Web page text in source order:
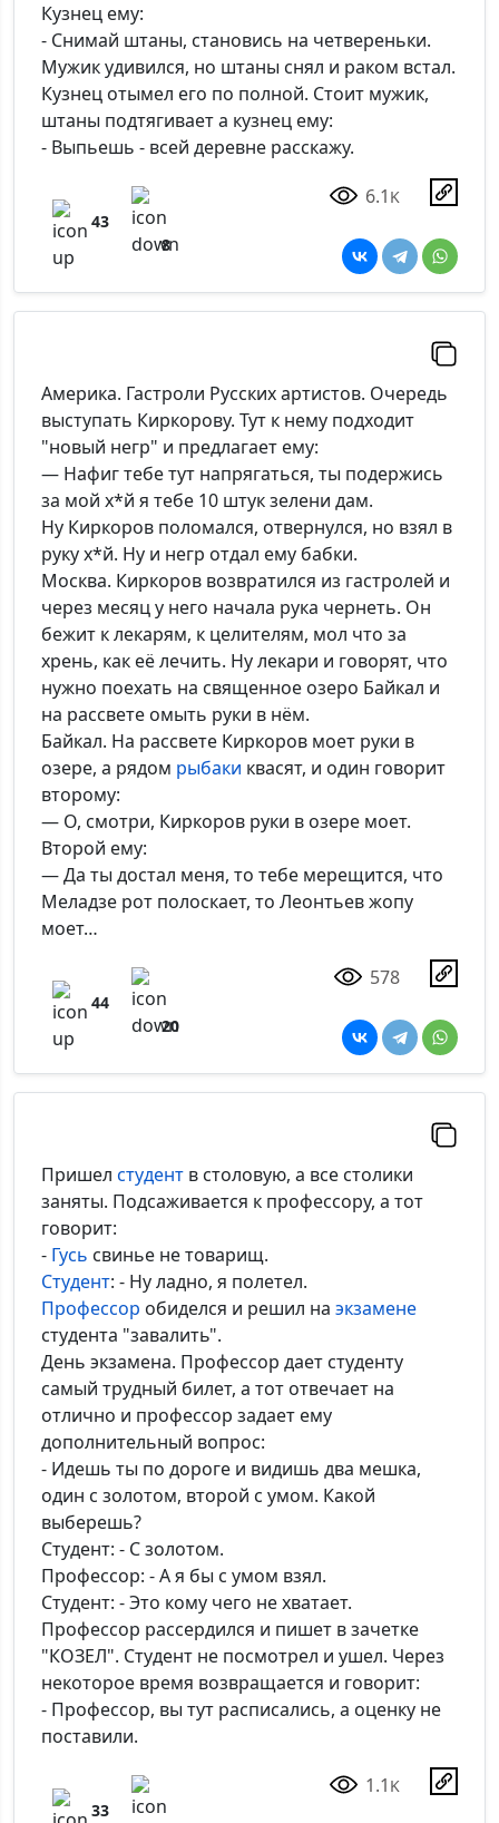
Кузнец ему:
- Снимай штаны, становись на четвереньки.
Мужик удивился, но штаны снял и раком встал.
Кузнец отымел его по полной. Стоит мужик,
штаны подтягивает а кузнец ему:
- Выпьешь - всей деревне расскажу.
43
8
6.1 K
Америка. Гастроли Русских артистов. Очередь
выступать Киркорову. Тут к нему подходит
"новый негр" и предлагает ему:
— Нафиг тебе тут напрягаться, ты подержись
за мой х*й я тебе 10 штук зелени дам.
Ну Киркоров поломался, отвернулся, но взял в
руку х*й. Ну и негр отдал ему бабки.
Москва. Киркоров возвратился из гастролей и
через месяц у него начала рука чернеть. Он
бежит к лекарям, к целителям, мол что за
хрень, как её лечить. Ну лекари и говорят, что
нужно поехать на священное озеро Байкал и
на рассвете омыть руки в нём.
Байкал. На рассвете Киркоров моет руки в
озере, а рядом рыбаки квасят, и один говорит
второму:
— О, смотри, Киркоров руки в озере моет.
Второй ему:
— Да ты достал меня, то тебе мерещится, что
Меладзе рот полоскает, то Леонтьев жопу
моет…
44
20
578
Пришел студент в столовую, а все столики
заняты. Подсаживается к профессору, а тот
говорит:
- Гусь свинье не товарищ.
Студент: - Ну ладно, я полетел.
Профессор обиделся и решил на экзамене
студента "завалить".
День экзамена. Профессор дает студенту
самый трудный билет, а тот отвечает на
отлично и профессор задает ему
дополнительный вопрос:
- Идешь ты по дороге и видишь два мешка,
один с золотом, второй с умом. Какой
выберешь?
Студент: - С золотом.
Профессор: - А я бы с умом взял.
Студент: - Это кому чего не хватает.
Профессор рассердился и пишет в зачетке
"КОЗЕЛ". Студент не посмотрел и ушел. Через
некоторое время возвращается и говорит:
- Профессор, вы тут расписались, а оценку не
поставили.
33
1.1 K